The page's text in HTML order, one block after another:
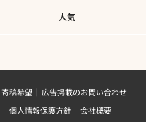
人気
寄稿希望
広告掲載のお問い合わせ
個人情報保護方針
会社概要